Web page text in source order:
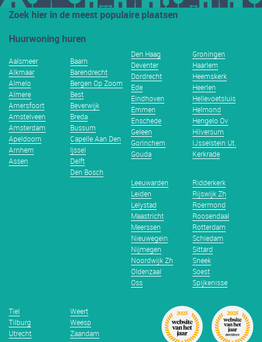
Zoek hier in de meest populaire plaatsen
Huurwoning huren
Aalsmeer
Alkmaar
Almelo
Almere
Amersfoort
Amstelveen
Amsterdam
Apeldoorn
Arnhem
Assen
Baarn
Barendrecht
Bergen Op Zoom
Best
Beverwijk
Breda
Bussum
Capelle Aan Den
Ijssel
Delft
Den Bosch
Den Haag
Deventer
Dordrecht
Ede
Eindhoven
Emmen
Enschede
Geleen
Gorinchem
Gouda
Groningen
Haarlem
Heemskerk
Heerlen
Hellevoetsluis
Helmond
Hengelo Ov
Hilversum
IJsselstein Ut.
Kerkrade
Leeuwarden
Leiden
Lelystad
Maastricht
Meerssen
Nieuwegein
Nijmegen
Noordwijk Zh
Oldenzaal
Oss
Ridderkerk
Rijswijk Zh
Roermond
Roosendaal
Rotterdam
Schiedam
Sittard
Sneek
Soest
Spijkenisse
Tiel
Tilburg
Utrecht
Weert
Weesp
Zaandam